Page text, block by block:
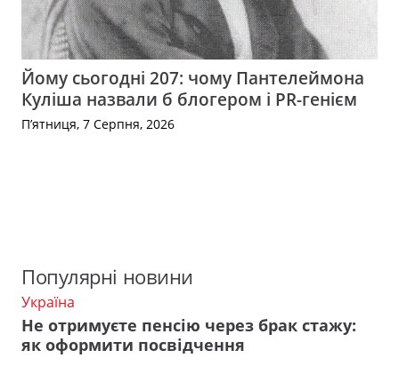
Йому сьогодні 207: чому Пантелеймона
Куліша назвали б блогером і PR-генієм
П’ятниця, 7 Серпня, 2026
Популярні новини
Україна
Не отримуєте пенсію через брак стажу:
як оформити посвідчення